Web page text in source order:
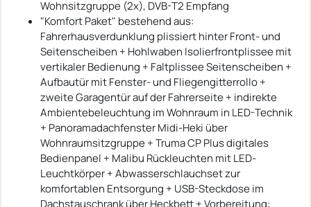
Wohnsitzgruppe (2x), DVB-T2 Empfang
"Komfort Paket" bestehend aus:
Fahrerhausverdunklung plissiert hinter Front- und
Seitenscheiben + Hohlwaben Isolierfrontplissee mit
vertikaler Bedienung + Faltplissee Seitenscheiben +
Aufbautür mit Fenster- und Fliegengitterrollo +
zweite Garagentür auf der Fahrerseite + indirekte
Ambientebeleuchtung im Wohnraum in LED-Technik
+ Panoramadachfenster Midi-Heki über
Wohnraumsitzgruppe + Truma CP Plus digitales
Bedienpanel + Malibu Rückleuchten mit LED-
Leuchtkörper + Abwasserschlauchset zur
komfortablen Entsorgung + USB-Steckdose im
Dachstauschrank über Heckbett + Vorbereitung: